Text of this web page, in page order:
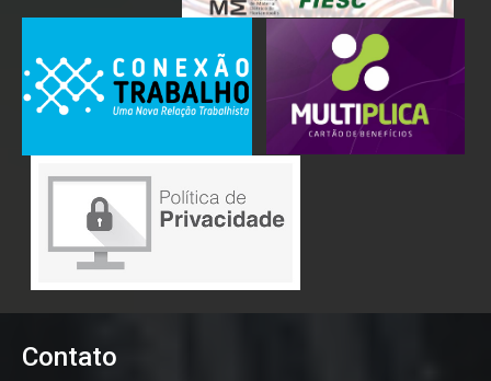
Contato